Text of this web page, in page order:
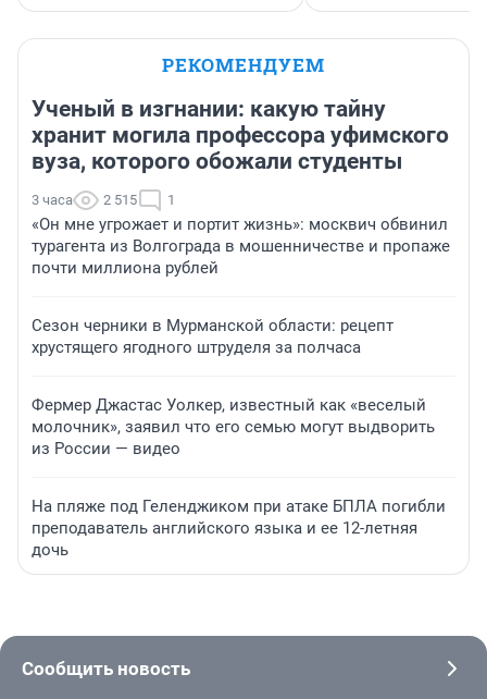
РЕКОМЕНДУЕМ
Ученый в изгнании: какую тайну
хранит могила профессора уфимского
вуза, которого обожали студенты
3 часа 2 515 1
«Он мне угрожает и портит жизнь»: москвич обвинил
турагента из Волгограда в мошенничестве и пропаже
почти миллиона рублей
Сезон черники в Мурманской области: рецепт
хрустящего ягодного штруделя за полчаса
Фермер Джастас Уолкер, известный как «веселый
молочник», заявил что его семью могут выдворить
из России — видео
На пляже под Геленджиком при атаке БПЛА погибли
преподаватель английского языка и ее 12-летняя
дочь
Сообщить новость